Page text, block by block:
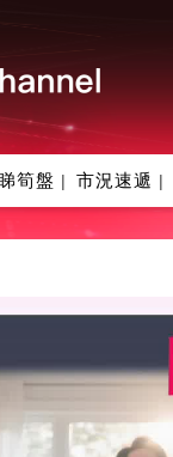
筍盤 | 市況速遞 |